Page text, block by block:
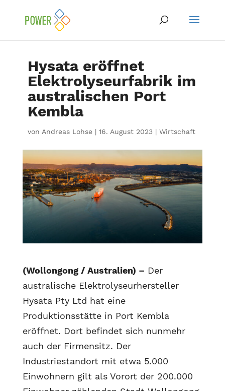
Hysata eröffnet
Elektrolyseurfabrik im
australischen Port
Kembla
von Andreas Lohse| 16. August 2023| Wirtschaft
(Wollongong / Australien) – Der
australische Elektrolyseurhersteller
Hysata Pty Ltd hat eine
Produktionsstätte in Port Kembla
eröffnet. Dort befindet sich nunmehr
auch der Firmensitz. Der
Industriestandort mit etwa 5.000
Einwohnern gilt als Vorort der 200.000